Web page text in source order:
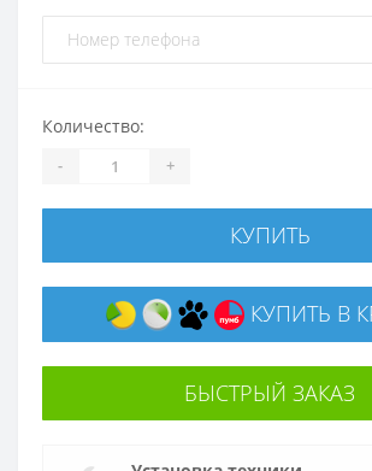
Количество:
- +
КУПИТЬ
КУПИТЬ В
БЫСТРЫЙ ЗАКАЗ